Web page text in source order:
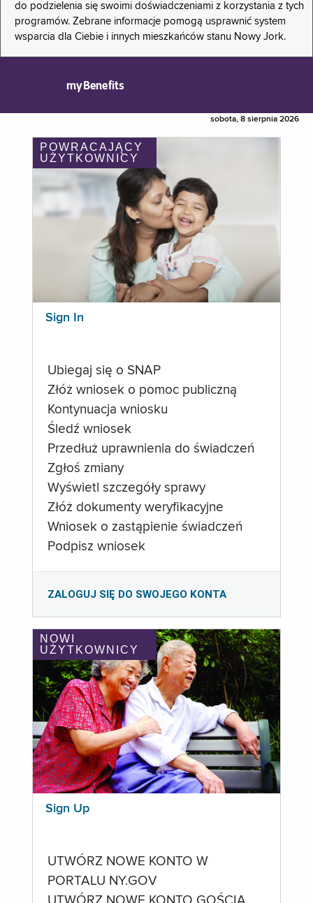
do podzielenia się swoimi doświadczeniami z korzystania z tych
programów. Zebrane informacje pomogą usprawnić system
wsparcia dla Ciebie i innych mieszkańców stanu Nowy Jork.
myBenefits
sobota, 8 sierpnia 2026
POWRACAJĄCY
UŻYTKOWNICY
Sign In
Ubiegaj się o SNAP
Złóż wniosek o pomoc publiczną
Kontynuacja wniosku
Śledź wniosek
Przedłuż uprawnienia do świadczeń
Zgłoś zmiany
Wyświetl szczegóły sprawy
Złóż dokumenty weryfikacyjne
Wniosek o zastąpienie świadczeń
Podpisz wniosek
ZALOGUJ SIĘ DO SWOJEGO KONTA
NOWI
UŻYTKOWNICY
Sign Up
UTWÓRZ NOWE KONTO W
PORTALU NY.GOV